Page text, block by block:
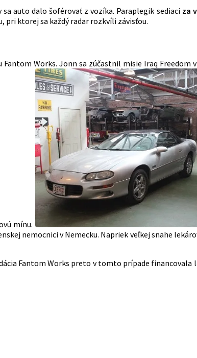
auto dalo šoférovať z vozíka. Paraplegik sediaci za
pri ktorej sa každý radar rozkvíli závisťou.
Works. Jonn sa zúčastnil misie Iraq Freedom
mínu.
nemocnici v Nemecku. Napriek veľkej snahe
Fantom Works preto v tomto prípade financovala